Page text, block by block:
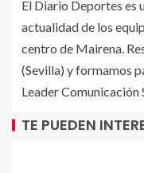
El Diario Deportes es
actualidad de los
centro de Mairena.
(Sevilla) y formamos
Leader Comunicación
TE PUEDEN